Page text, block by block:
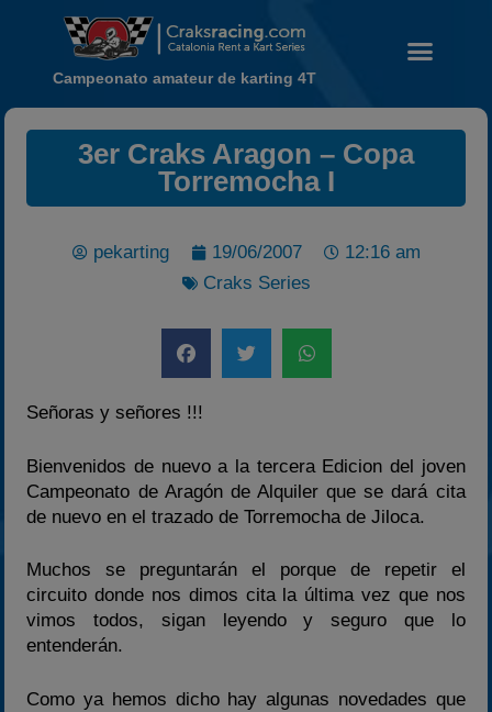
Noticias
2023
2024
Estadísticas
Campeonato amateur de karting 4T
3er Craks Aragon – Copa
Torremocha I
pekarting 19/06/2007
12:16 am
Craks Series
Señoras y señores !!!
Bienvenidos de nuevo a la tercera Edicion del joven
Campeonato de Aragón de Alquiler que se dará cita
de nuevo en el trazado de Torremocha de Jiloca.
Muchos se preguntarán el porque de repetir el
circuito donde nos dimos cita la última vez que nos
vimos todos, sigan leyendo y seguro que lo
entenderán.
Como ya hemos dicho hay algunas novedades que